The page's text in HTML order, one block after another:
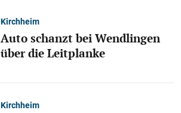
Kirchheim
Auto schanzt bei Wendlingen
über die Leitplanke
Kirchheim